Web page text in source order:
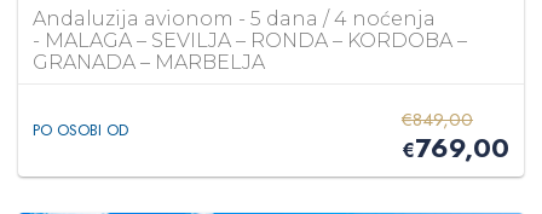
Andaluzija avionom - 5 dana / 4 noćenja
- MALAGA – SEVILJA – RONDA – KORDOBA –
GRANADA – MARBELJA
PO OSOBI OD €849,00
€769,00